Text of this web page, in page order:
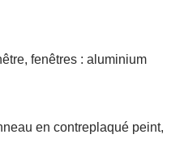
fenêtres : aluminium
en contreplaqué peint,